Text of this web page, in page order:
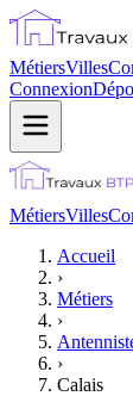
MétiersVilles
Connexion
MétiersVilles
Accueil
›
Métiers
›
›
Calais